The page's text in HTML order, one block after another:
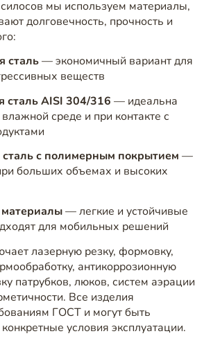
мы используем материалы,
долговечность, прочность и
сталь— экономичный вариант для
веществ
AISI 304/316 — идеальна
среде и при контакте с
сталь с полимерным покрытием —
больших объемах и высоких
— легкие и устойчивые
для мобильных решений
лазерную резку, формовку,
антикоррозионную
патрубков, люков, систем аэрации
Все изделия
ГОСТ и могут быть
условия эксплуатации.